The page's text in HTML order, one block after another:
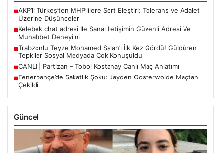
■AKP’li Türkeş’ten MHP’lilere Sert Eleştiri: Tolerans ve Adalet
Üzerine Düşünceler
■Kelebek chat adresi İle Sanal İletişimin Güvenli Adresi Ve
Muhabbet Deneyimi
■Trabzonlu Teyze Mohamed Salah’ı İlk Kez Gördü! Güldüren
Tepkiler Sosyal Medyada Çok Konuşuldu
■CANLI | Partizan – Tobol Kostanay Canlı Maç Anlatımı
■Fenerbahçe’de Sakatlık Şoku: Jayden Oosterwolde Maçtan
Çekildi
Güncel